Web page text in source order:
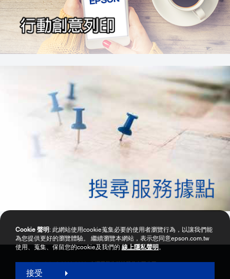
Copyright © 2000-2026 台灣愛普生科技股份有限公司
網站使用暨會員服務條款
Cookie 聲明 : 此網站使用cookie蒐集必要的使用者瀏覽行為，以讓我們能
為您提供更好的瀏覽體驗。 繼續瀏覽本網站，表示您同意epson.com.tw
使用、蒐集、保留您的cookie及我們的 線上隱私聲明 。
接受